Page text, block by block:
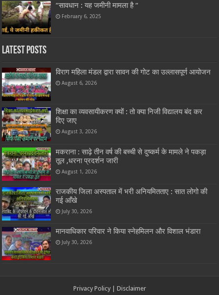
“सावधान : यह जमीनी मामला है “
February 6, 2025
Latest Posts
विराग महिला मंडल द्वारा सावन की गोट का उल्लासपूर्ण आयोजन
August 6, 2026
शिक्षा का व्यवसायीकरण क्यों : तो क्या निजी विद्यालय बंद कर
दिए जाए
August 3, 2026
मकराना : साढ़े तीन वर्ष की बच्ची से दुष्कर्म के मामले ने पकड़ा
तूल ,धरना प्रदर्शन जारी
August 1, 2026
राजकीय जिला अस्पताल में भरी अनियमितताए : सात लोगो की
गई आँखे
July 30, 2026
मानवाधिकार परिवार ने किया स्नेहमिलन और विशाल भंडारा
July 30, 2026
Privacy Policy| Disclaimer